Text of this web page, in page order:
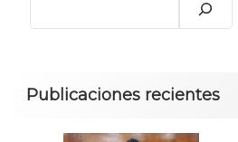
Publicaciones recientes